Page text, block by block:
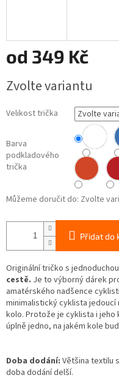
od 349 Kč
cena:
Zvolte variantu
Velikost trička
Barva
podkladového
trička
Můžeme doručit do: Zvolte
Přidat do
Originální tričko s
cestě. Je to výborný dárek
amatérského nadšence
minimalistický cyklista
kolo. Protože je cyklista i
úplně jedno, na jakém kole
Doba dodání: Většina textilu
doba dodání delší.